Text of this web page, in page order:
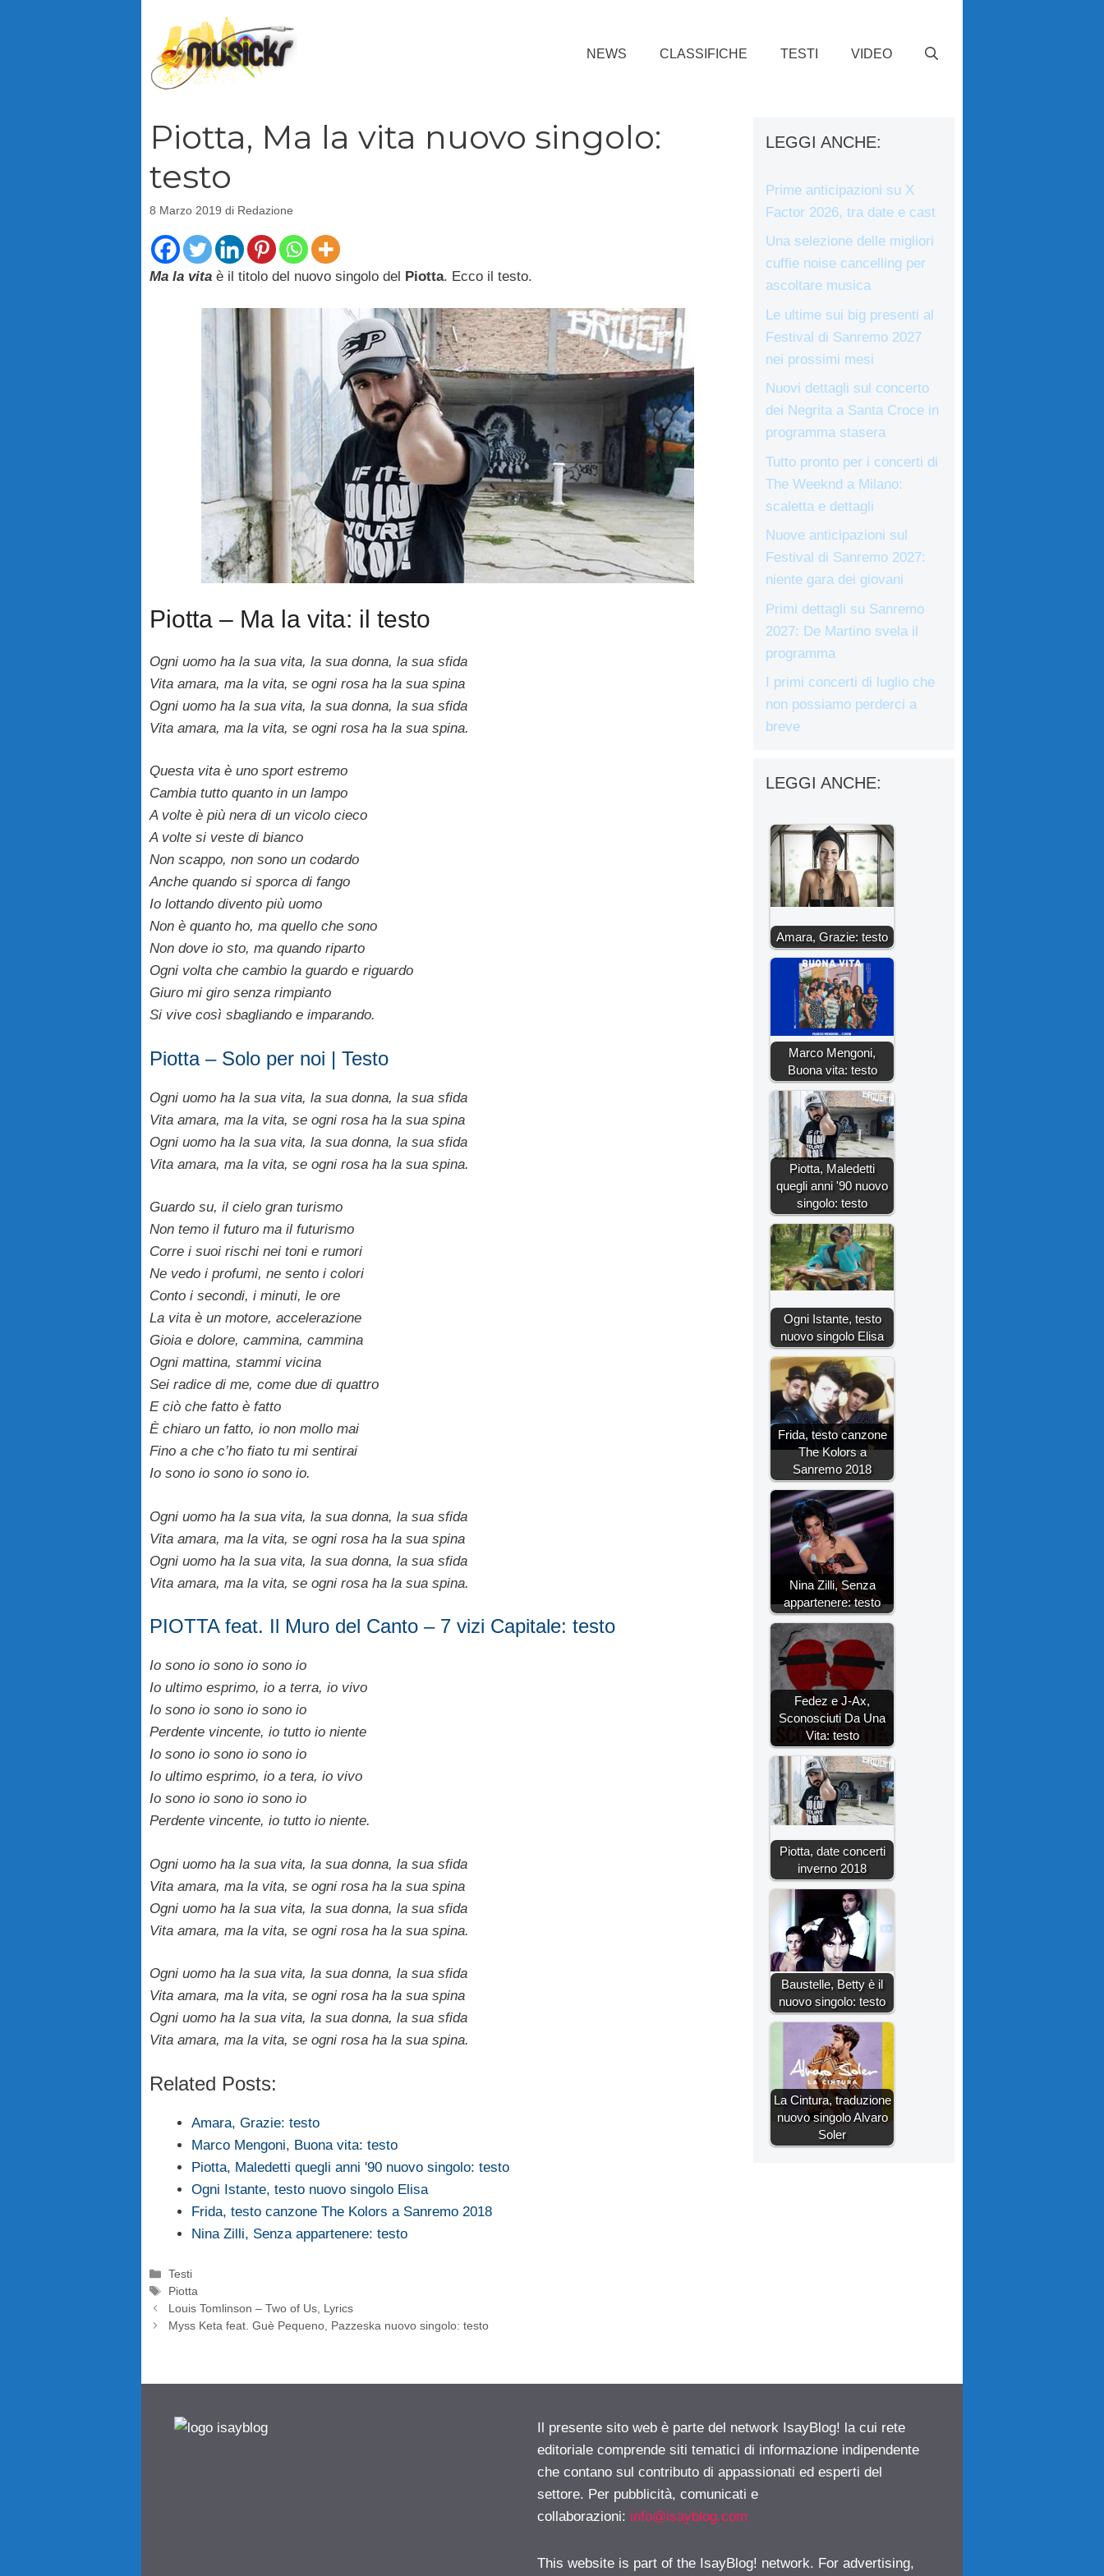
NEWS CLASSIFICHE TESTI VIDEO
Piotta, Ma la vita nuovo singolo:
testo
8 Marzo 2019 di Redazione
Ma la vita è il titolo del nuovo singolo del Piotta. Ecco il testo.
Piotta – Ma la vita: il testo
Ogni uomo ha la sua vita, la sua donna, la sua sfida
Vita amara, ma la vita, se ogni rosa ha la sua spina
Ogni uomo ha la sua vita, la sua donna, la sua sfida
Vita amara, ma la vita, se ogni rosa ha la sua spina.
Questa vita è uno sport estremo
Cambia tutto quanto in un lampo
A volte è più nera di un vicolo cieco
A volte si veste di bianco
Non scappo, non sono un codardo
Anche quando si sporca di fango
Io lottando divento più uomo
Non è quanto ho, ma quello che sono
Non dove io sto, ma quando riparto
Ogni volta che cambio la guardo e riguardo
Giuro mi giro senza rimpianto
Si vive così sbagliando e imparando.
Piotta – Solo per noi | Testo
Ogni uomo ha la sua vita, la sua donna, la sua sfida
Vita amara, ma la vita, se ogni rosa ha la sua spina
Ogni uomo ha la sua vita, la sua donna, la sua sfida
Vita amara, ma la vita, se ogni rosa ha la sua spina.
Guardo su, il cielo gran turismo
Non temo il futuro ma il futurismo
Corre i suoi rischi nei toni e rumori
Ne vedo i profumi, ne sento i colori
Conto i secondi, i minuti, le ore
La vita è un motore, accelerazione
Gioia e dolore, cammina, cammina
Ogni mattina, stammi vicina
Sei radice di me, come due di quattro
E ciò che fatto è fatto
È chiaro un fatto, io non mollo mai
Fino a che c’ho fiato tu mi sentirai
Io sono io sono io sono io.
Ogni uomo ha la sua vita, la sua donna, la sua sfida
Vita amara, ma la vita, se ogni rosa ha la sua spina
Ogni uomo ha la sua vita, la sua donna, la sua sfida
Vita amara, ma la vita, se ogni rosa ha la sua spina.
PIOTTA feat. Il Muro del Canto – 7 vizi Capitale: testo
Io sono io sono io sono io
Io ultimo esprimo, io a terra, io vivo
Io sono io sono io sono io
Perdente vincente, io tutto io niente
Io sono io sono io sono io
Io ultimo esprimo, io a tera, io vivo
Io sono io sono io sono io
Perdente vincente, io tutto io niente.
Ogni uomo ha la sua vita, la sua donna, la sua sfida
Vita amara, ma la vita, se ogni rosa ha la sua spina
Ogni uomo ha la sua vita, la sua donna, la sua sfida
Vita amara, ma la vita, se ogni rosa ha la sua spina.
Ogni uomo ha la sua vita, la sua donna, la sua sfida
Vita amara, ma la vita, se ogni rosa ha la sua spina
Ogni uomo ha la sua vita, la sua donna, la sua sfida
Vita amara, ma la vita, se ogni rosa ha la sua spina.
Related Posts:
Amara, Grazie: testo
Marco Mengoni, Buona vita: testo
Piotta, Maledetti quegli anni '90 nuovo singolo: testo
Ogni Istante, testo nuovo singolo Elisa
Frida, testo canzone The Kolors a Sanremo 2018
Nina Zilli, Senza appartenere: testo
Categorie
Testi
Tag
Piotta
Louis Tomlinson – Two of Us, Lyrics
Myss Keta feat. Guè Pequeno, Pazzeska nuovo singolo: testo
LEGGI ANCHE:
Prime anticipazioni su X
Factor 2026, tra date e cast
Una selezione delle migliori
cuffie noise cancelling per
ascoltare musica
Le ultime sui big presenti al
Festival di Sanremo 2027
nei prossimi mesi
Nuovi dettagli sul concerto
dei Negrita a Santa Croce in
programma stasera
Tutto pronto per i concerti di
The Weeknd a Milano:
scaletta e dettagli
Nuove anticipazioni sul
Festival di Sanremo 2027:
niente gara dei giovani
Primi dettagli su Sanremo
2027: De Martino svela il
programma
I primi concerti di luglio che
non possiamo perderci a
breve
LEGGI ANCHE:
Amara, Grazie: testo
Marco Mengoni,
Buona vita: testo
Piotta, Maledetti
quegli anni '90 nuovo
singolo: testo
Ogni Istante, testo
nuovo singolo Elisa
Frida, testo canzone
The Kolors a
Sanremo 2018
Nina Zilli, Senza
appartenere: testo
Fedez e J-Ax,
Sconosciuti Da Una
Vita: testo
Piotta, date concerti
inverno 2018
Baustelle, Betty è il
nuovo singolo: testo
La Cintura, traduzione
nuovo singolo Alvaro
Soler
Il presente sito web è parte del network IsayBlog! la cui rete
editoriale comprende siti tematici di informazione indipendente
che contano sul contributo di appassionati ed esperti del
settore. Per pubblicità, comunicati e
collaborazioni: info@isayblog.com
This website is part of the IsayBlog! network. For advertising,